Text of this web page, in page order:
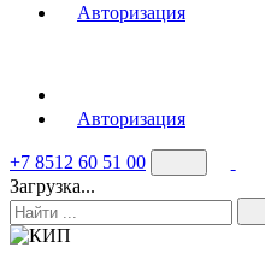
Авторизация
Авторизация
+7 8512 60 51 00
Загрузка...